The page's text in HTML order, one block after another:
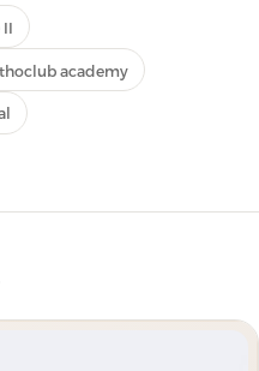
II
academy